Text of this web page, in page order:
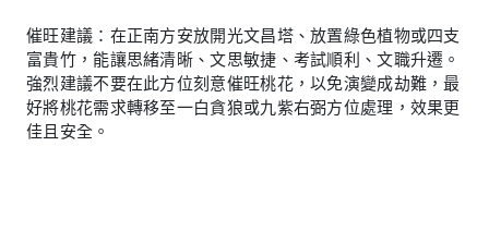
催旺建議：在正南方安放開光文昌塔、放置綠色植物或四支
富貴竹，能讓思緒清晰、文思敏捷、考試順利、文職升遷。
強烈建議不要在此方位刻意催旺桃花，以免演變成劫難，最
好將桃花需求轉移至一白貪狼或九紫右弼方位處理，效果更
佳且安全。